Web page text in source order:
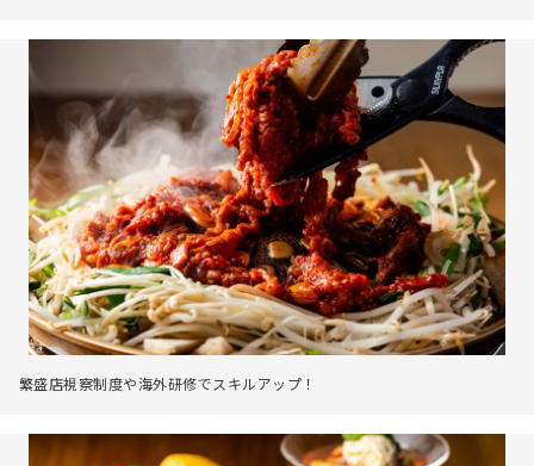
繁盛店視察制度や海外研修でスキルアップ！